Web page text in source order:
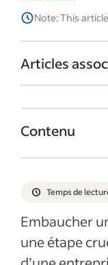
Note: This
Articles
Contenu
employé ?
Pourquoi
Intégrer et
Temps de
Embaucher
une étape